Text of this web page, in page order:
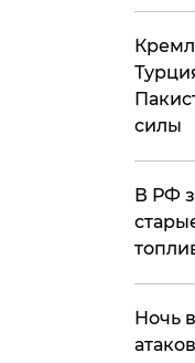
силы
​В РФ
​Ночь